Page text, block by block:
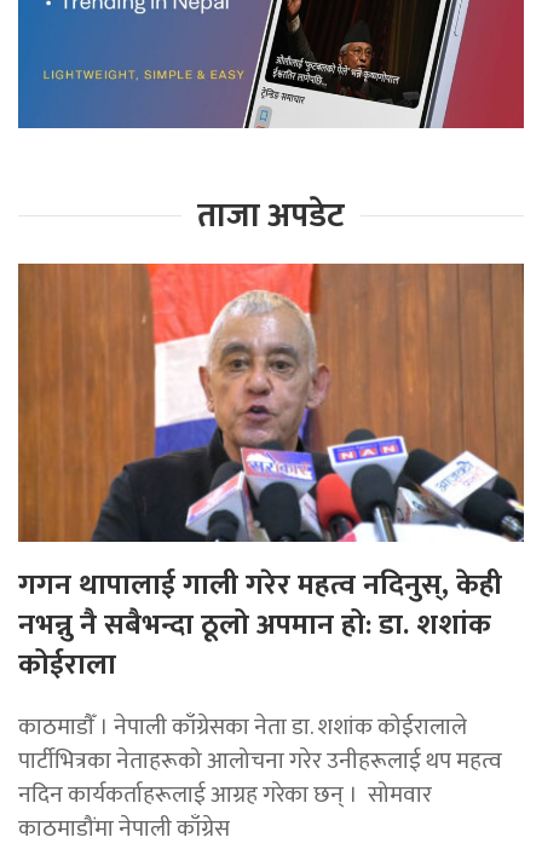
ताजा अपडेट
गगन थापालाई गाली गरेर महत्व नदिनुस्, केही
नभन्नु नै सबैभन्दा ठूलो अपमान हो: डा. शशांक
कोईराला
काठमाडाैँ । नेपाली काँग्रेसका नेता डा. शशांक कोईरालाले
पार्टीभित्रका नेताहरूको आलोचना गरेर उनीहरूलाई थप महत्व
नदिन कार्यकर्ताहरूलाई आग्रह गरेका छन् । सोमवार
काठमाडौंमा नेपाली काँग्रेस